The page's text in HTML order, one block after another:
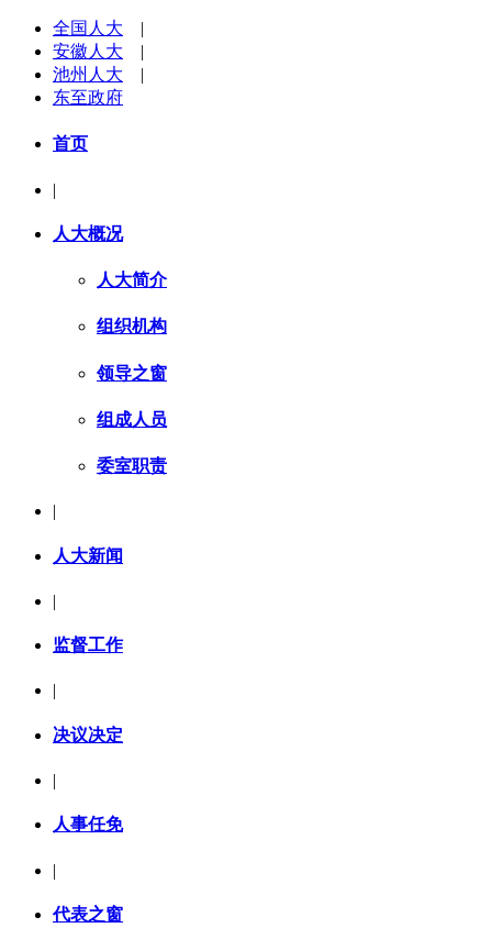
全国人大 |
安徽人大 |
池州人大 |
东至政府
首页
|
人大概况
人大简介
组织机构
领导之窗
组成人员
委室职责
|
人大新闻
|
监督工作
决议决定
|
人事任免
|
代表之窗